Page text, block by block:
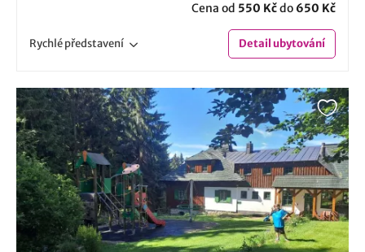
Cena od 550 Kčdo 650 Kč
Rychlépředstavení Detailubytování